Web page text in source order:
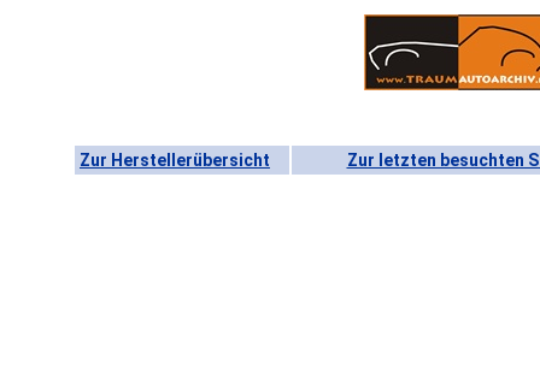
Zur Herstellerübersicht Zur letzten besuchten